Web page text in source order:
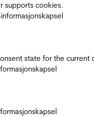
supports cookies.
informasjonskapsel
state for the current